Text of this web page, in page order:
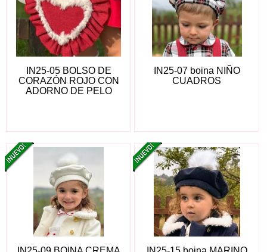
IN25-05 BOLSO DE
CORAZÓN ROJO CON
ADORNO DE PELO
IN25-07 boina NIÑO
CUADROS